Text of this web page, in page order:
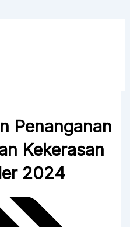
Penanganan
Kekerasan
2024